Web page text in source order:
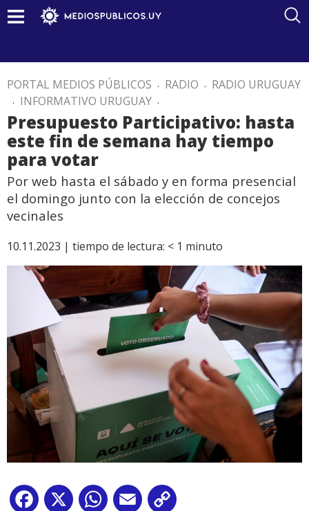
PORTAL MEDIOS PÚBLICOS . RADIO . RADIO URUGUAY
. INFORMATIVO URUGUAY .
Presupuesto Participativo: hasta
este fin de semana hay tiempo
para votar
Por web hasta el sábado y en forma presencial
el domingo junto con la elección de concejos
vecinales
10.11.2023 | tiempo de lectura: < 1 minuto
Facebook
X WhatsApp
Email